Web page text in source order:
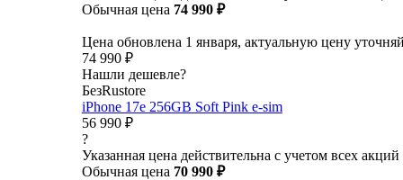
Обычная цена 74 990 ₽
Цена обновлена 1 января, актуальную цену
74 990 ₽
Нашли дешевле?
БезRustore
iPhone 17e 256GB Soft Pink e-sim
56 990 ₽
?
Указанная цена действительна с учетом всех акций
Обычная цена 70 990 ₽